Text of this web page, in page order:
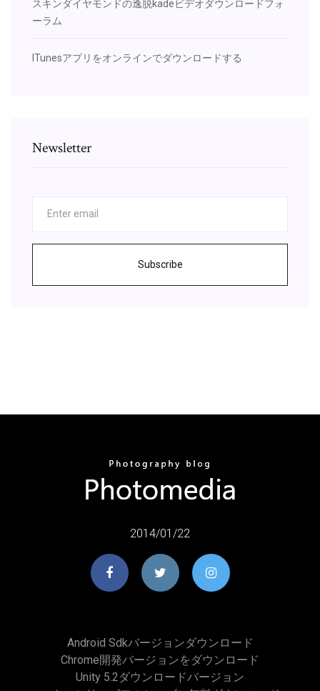
スキンダイヤモンドの逸脱kadeビデオダウンロードフォ
ーラム
ITunesアプリをオンラインでダウンロードする
Newsletter
Subscribe
2014/01/22
Android Sdkバージョンダウンロード
Chrome開発バージョンをダウンロード
Unity 5.2ダウンロードバージョン